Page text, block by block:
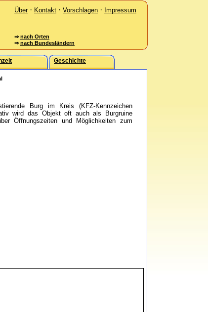
Über· Kontakt · Vorschlagen · Impressum
⇒ nach Orten
⇒ nach Bundesländern
Geschichte
Burg im Kreis (KFZ-Kennzeichen
wird das Objekt oft auch als Burgruine
Öffnungszeiten und Möglichkeiten zum